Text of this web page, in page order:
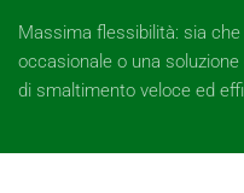
Massima flessibilità: sia
occasionale o una
di smaltimento veloce ed